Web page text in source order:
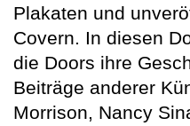
Plakaten und
Covern. In diesen
die Doors ihre
Beiträge anderer
Morrison, Nancy